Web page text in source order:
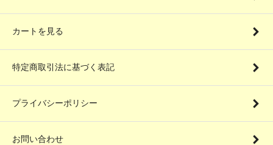
カートを見る
特定商取引法に基づく表記
プライバシーポリシー
お問い合わせ